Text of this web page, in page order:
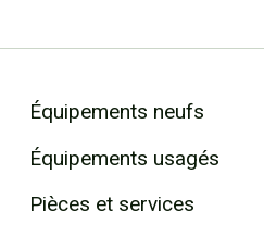
Équipements neufs
Équipements usagés
Pièces et services